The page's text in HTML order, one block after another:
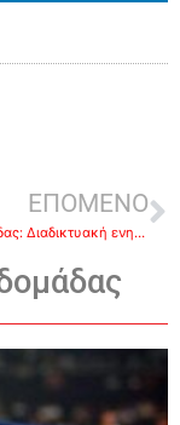
ΕΠΟΜΕΝΟ
ΕΛΜΕ Αργολίδας: Διαδικτυακή ενημέρωση-συζήτηση για αξιολόγηση σχολικής μονάδας